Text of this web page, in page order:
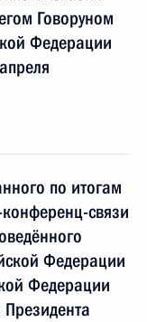
Говоруном
Федерации
по итогам
связи
Федерации
Федерации